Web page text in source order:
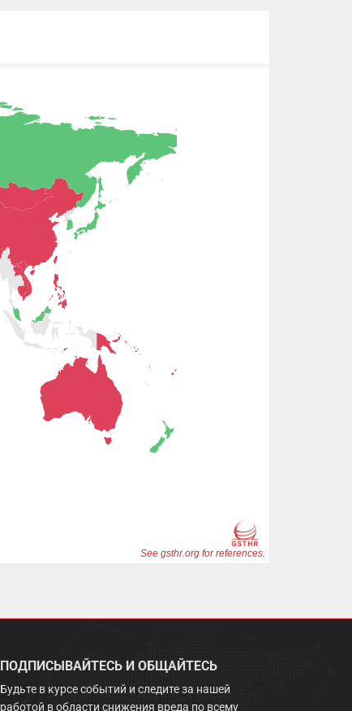
ПОДПИСЫВАЙТЕСЬ И ОБЩАЙТЕСЬ
Будьте в курсе событий и следите за нашей
работой в области снижения вреда по всему